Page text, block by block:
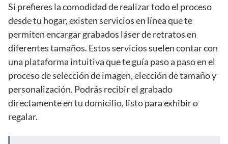
Si prefieres la comodidad de realizar todo el proceso
desde tu hogar, existen servicios en línea que te
permiten encargar grabados láser de retratos en
diferentes tamaños. Estos servicios suelen contar con
una plataforma intuitiva que te guía paso a paso en el
proceso de selección de imagen, elección de tamaño y
personalización. Podrás recibir el grabado
directamente en tu domicilio, listo para exhibir o
regalar.